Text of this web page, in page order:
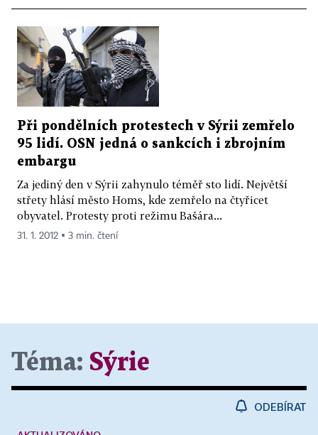
Při pondělních protestech v Sýrii zemřelo
95 lidí. OSN jedná o sankcích i zbrojním
embargu
Za jediný den v Sýrii zahynulo téměř sto lidí. Největší
střety hlásí město Homs, kde zemřelo na čtyřicet
obyvatel. Protesty proti režimu Bašára...
31. 1. 2012 ▪ 3 min. čtení
Téma: Sýrie
ODEBÍRAT